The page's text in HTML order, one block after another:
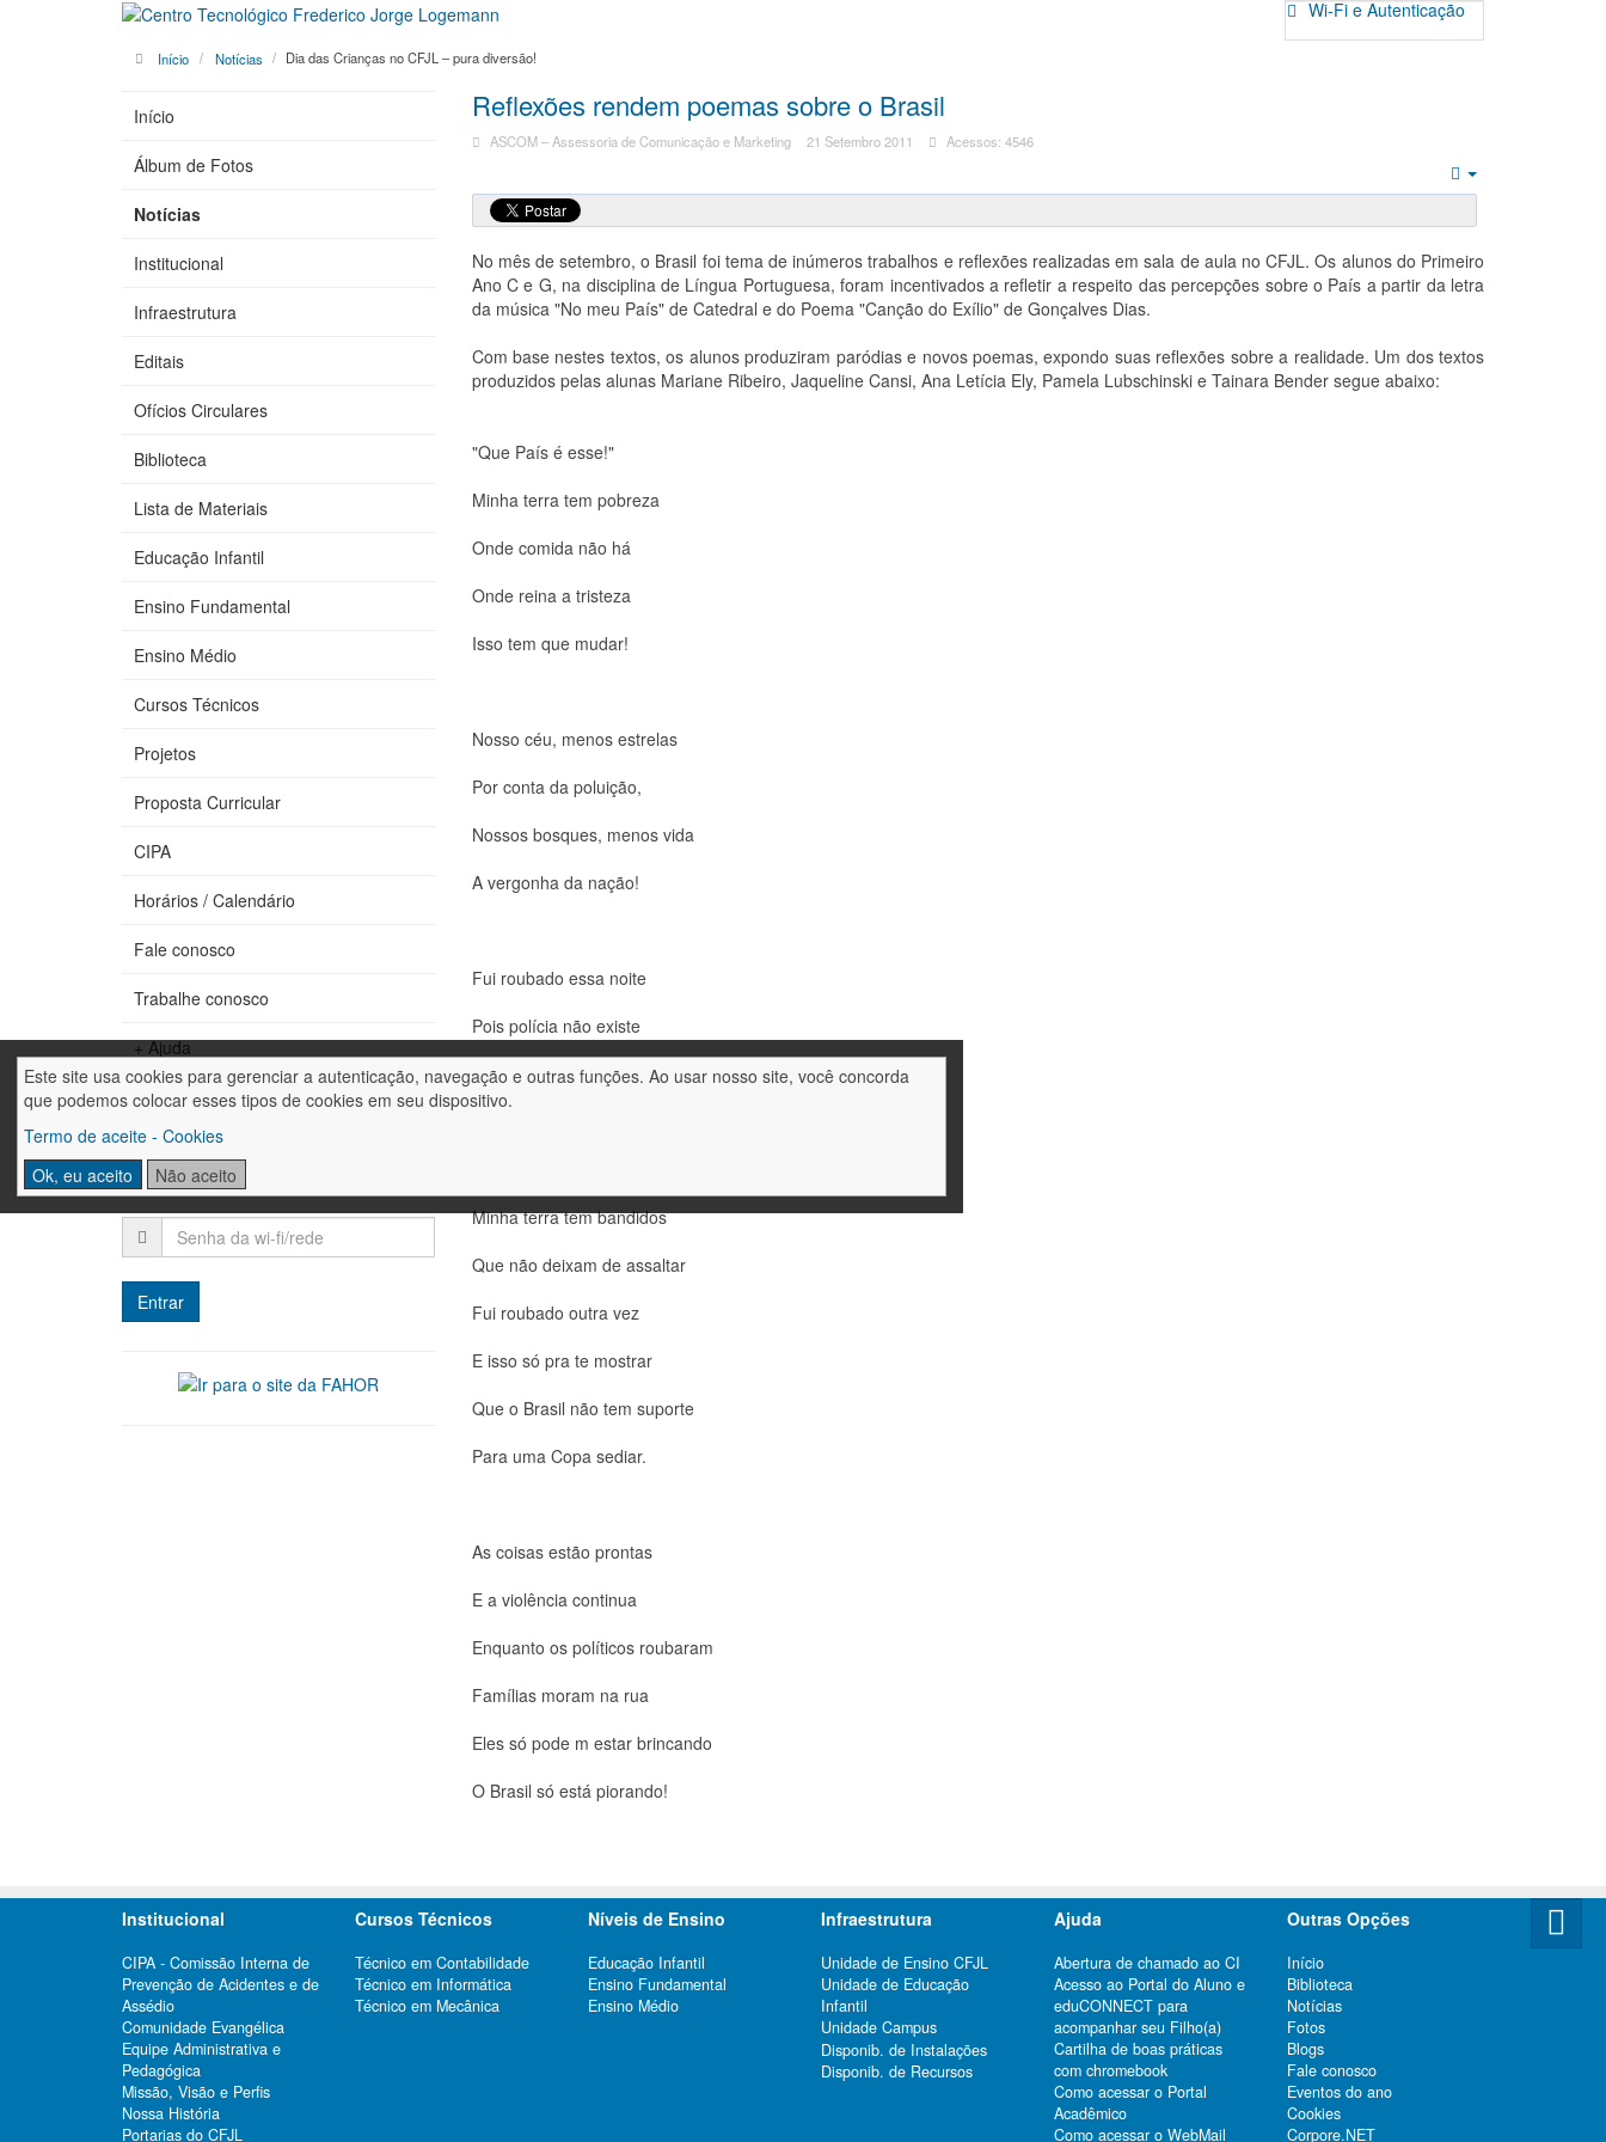
Este site usa cookies para gerenciar a autenticação, navegação e outras funções. Ao usar nosso site, você concorda
que podemos colocar esses tipos de cookies em seu dispositivo.
Termo de aceite - Cookies
Ok, eu aceito
Não aceito
Wi-Fi e Autenticação
Início Notícias Dia das Crianças no CFJL – pura diversão!
Reflexões rendem poemas sobre o Brasil
ASCOM – Assessoria de Comunicação e Marketing 21 Setembro 2011 Acessos: 4546
Empty
No mês de setembro, o Brasil foi tema de inúmeros trabalhos e reflexões realizadas em sala de aula no CFJL. Os alunos do Primeiro
Ano C e G, na disciplina de Língua Portuguesa, foram incentivados a refletir a respeito das percepções sobre o País a partir da letra
da música "No meu País" de Catedral e do Poema "Canção do Exílio" de Gonçalves Dias.
Com base nestes textos, os alunos produziram paródias e novos poemas, expondo suas reflexões sobre a realidade. Um dos textos
produzidos pelas alunas Mariane Ribeiro, Jaqueline Cansi, Ana Letícia Ely, Pamela Lubschinski e Tainara Bender segue abaixo:
"Que País é esse!"
Minha terra tem pobreza
Onde comida não há
Onde reina a tristeza
Isso tem que mudar!
Nosso céu, menos estrelas
Por conta da poluição,
Nossos bosques, menos vida
A vergonha da nação!
Fui roubado essa noite
Pois polícia não existe
Os bandidos tomam conta
Minha terra tem bandidos
Que não deixam de assaltar
Fui roubado outra vez
E isso só pra te mostrar
Que o Brasil não tem suporte
Para uma Copa sediar.
As coisas estão prontas
E a violência continua
Enquanto os políticos roubaram
Famílias moram na rua
Eles só pode m estar brincando
O Brasil só está piorando!
Início
Álbum de Fotos
Notícias
Institucional
Infraestrutura
Editais
Ofícios Circulares
Biblioteca
Lista de Materiais
Educação Infantil
Ensino Fundamental
Ensino Médio
Cursos Técnicos
Projetos
Proposta Curricular
CIPA
Horários / Calendário
Fale conosco
Trabalhe conosco
+ Ajuda
Login
Institucional
CIPA - Comissão Interna de
Prevenção de Acidentes e de
Assédio
Comunidade Evangélica
Equipe Administrativa e
Pedagógica
Missão, Visão e Perfis
Nossa História
Portarias do CFJL
Cursos Técnicos
Técnico em Contabilidade
Técnico em Informática
Técnico em Mecânica
Níveis de Ensino
Educação Infantil
Ensino Fundamental
Ensino Médio
Infraestrutura
Unidade de Ensino CFJL
Unidade de Educação
Infantil
Unidade Campus
Disponib. de Instalações
Disponib. de Recursos
Ajuda
Abertura de chamado ao CI
Acesso ao Portal do Aluno e
eduCONNECT para
acompanhar seu Filho(a)
Cartilha de boas práticas
com chromebook
Como acessar o Portal
Acadêmico
Como acessar o WebMail
Outras Opções
Início
Biblioteca
Notícias
Fotos
Blogs
Fale conosco
Eventos do ano
Cookies
Corpore.NET